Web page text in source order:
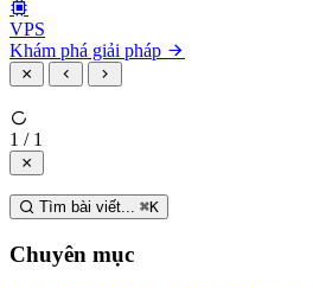
VPS
Khám phá giải pháp
1 / 1
Tìm bài viết... ⌘K
Chuyên mục